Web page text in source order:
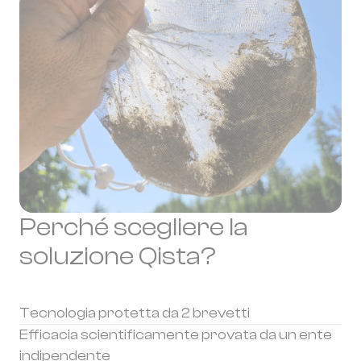
Perché scegliere la
soluzione Qista?
Tecnologia protetta da 2 brevetti
Efficacia scientificamente provata da un ente
indipendente